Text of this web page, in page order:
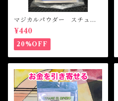
マジカルパウダー スチュー
デント Magical Powder ST
UDENT
¥440
20%OFF